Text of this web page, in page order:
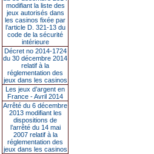
modifiant la liste des
jeux autorisés dans
les casinos fixée par
l’article D. 321-13 du
code de la sécurité
intérieure
Décret no 2014-1724
du 30 décembre 2014
relatif à la
réglementation des
jeux dans les casinos
Les jeux d’argent en
France - Avril 2014
Arrêté du 6 décembre
2013 modifiant les
dispositions de
l’arrêté du 14 mai
2007 relatif à la
réglementation des
jeux dans les casinos